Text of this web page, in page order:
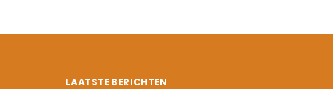
LAATSTE BERICHTEN